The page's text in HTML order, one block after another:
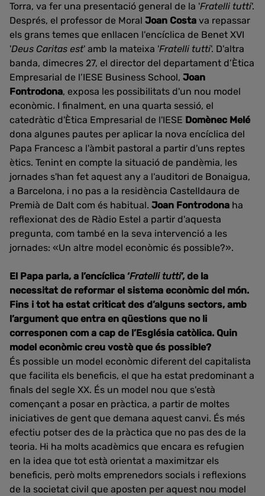
Torra, va fer una presentació general de la 'Fratelli tutti'.
Després, el professor de Moral Joan Costa va repassar
els grans temes que enllacen l'encíclica de Benet XVI
'Deus Caritas est' amb la mateixa 'Fratelli tutti'. D'altra
banda, dimecres 27, el director del departament d’Ètica
Empresarial de l’IESE Business School, Joan
Fontrodona, exposa les possibilitats d'un nou model
econòmic. I finalment, en una quarta sessió, el
catedràtic d'Ètica Empresarial de l'IESE Domènec Melé
dona algunes pautes per aplicar la nova encíclica del
Papa Francesc a l'àmbit pastoral a partir d'uns reptes
ètics. Tenint en compte la situació de pandèmia, les
jornades s'han fet aquest any a l'auditori de Bonaigua,
a Barcelona, i no pas a la residència Castelldaura de
Premià de Dalt com és habitual. Joan Fontrodona ha
reflexionat des de Ràdio Estel a partir d'aquesta
pregunta, com també en la seva intervenció a les
jornades: «Un altre model econòmic és possible?».
El Papa parla, a l’encíclica ‘Fratelli tutti’, de la
necessitat de reformar el sistema econòmic del món.
Fins i tot ha estat criticat des d’alguns sectors, amb
l’argument que entra en qüestions que no li
corresponen com a cap de l’Església catòlica. Quin
model econòmic creu vostè que és possible?
És possible un model econòmic diferent del capitalista
que facilita els beneficis, el que ha estat predominant a
finals del segle XX. És un model nou que s'està
començant a posar en pràctica, a partir de moltes
iniciatives de gent que demana aquest canvi. És més
efectiu potser des de la pràctica que no pas des de la
teoria. Hi ha molts acadèmics que encara es refugien
en la idea que tot està orientat a maximitzar els
beneficis, però molts emprenedors socials i reflexions
de la societat civil que aposten per aquest nou model